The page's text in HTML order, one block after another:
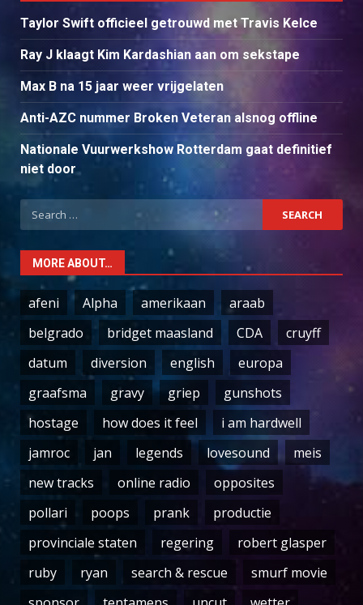
Taylor Swift officieel getrouwd met Travis Kelce
Ray J klaagt Kim Kardashian aan om sekstape
Max B na 15 jaar weer vrijgelaten
Anti-AZC nummer Broken Veteran alsnog offline
Nationale Vuurwerkshow Rotterdam gaat definitief
niet door
Search
for:
MORE ABOUT…
afeni Alpha amerikaan
araab
belgrado
bridget maasland CDA
cruyff
datum
diversion english
europa
graafsma
gravy griep
gunshots
hostage
how does it feel
i am hardwell
jamroc
jan legends lovesound
meis
new tracks
online radio
opposites
pollari
poops prank
productie
provinciale staten
regering
robert glasper
ruby
ryan search & rescue
smurf movie